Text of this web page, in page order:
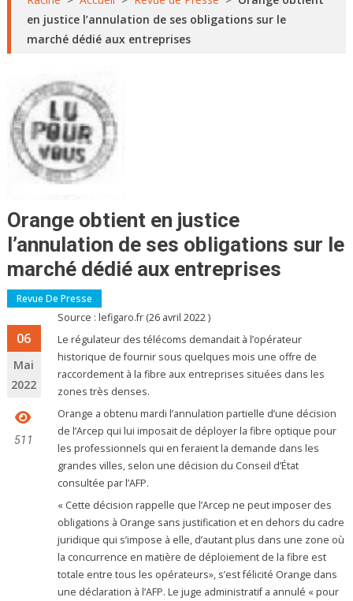
en justice l’annulation de ses obligations sur le
marché dédié aux entreprises
Orange obtient en justice
l’annulation de ses obligations sur le
marché dédié aux entreprises
Revue De Presse
06
Mai
2022
511
Source : lefigaro.fr (26 avril 2022 )
Le régulateur des télécoms demandait à l’opérateur
historique de fournir sous quelques mois une offre de
raccordement à la fibre aux entreprises situées dans les
zones très denses.
Orange a obtenu mardi l’annulation partielle d’une décision
de l’Arcep qui lui imposait de déployer la fibre optique pour
les professionnels qui en feraient la demande dans les
grandes villes, selon une décision du Conseil d’État
consultée par l’AFP.
« Cette décision rappelle que l’Arcep ne peut imposer des
obligations à Orange sans justification et en dehors du cadre
juridique qui s’impose à elle, d’autant plus dans une zone où
la concurrence en matière de déploiement de la fibre est
totale entre tous les opérateurs», s’est félicité Orange dans
une déclaration à l’AFP. Le juge administratif a annulé « pour